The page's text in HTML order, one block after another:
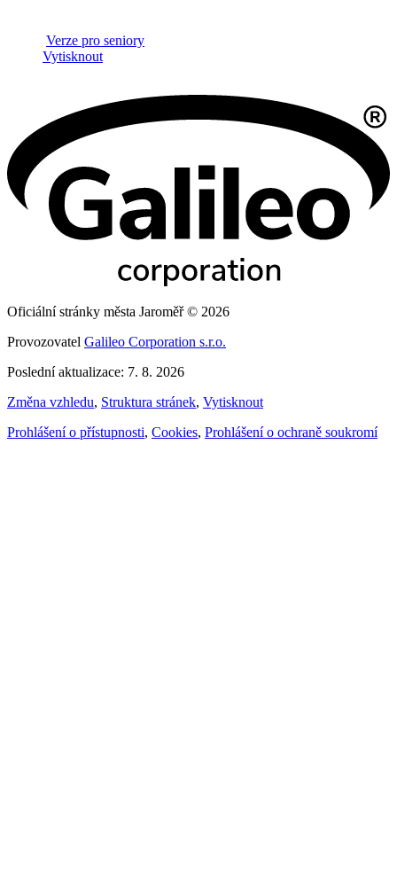
Verze pro seniory
Vytisknout
Oficiální stránky města Jaroměř © 2026
Provozovatel Galileo Corporation s.r.o.
Poslední aktualizace: 7. 8. 2026
Změna vzhledu, Struktura stránek, Vytisknout
Prohlášení o přístupnosti, Cookies, Prohlášení o ochraně soukromí